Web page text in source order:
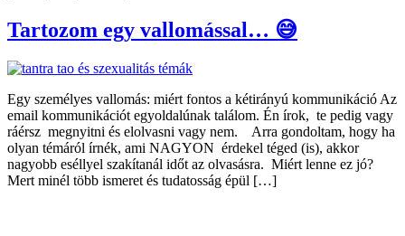
Tartozom egy vallomással… 😅
Egy személyes vallomás: miért fontos a kétirányú kommunikáció Az
email kommunikációt egyoldalúnak találom. Én írok, te pedig vagy
ráérsz megnyitni és elolvasni vagy nem. Arra gondoltam, hogy ha
olyan témáról írnék, ami NAGYON érdekel téged (is), akkor
nagyobb eséllyel szakítanál időt az olvasásra. Miért lenne ez jó?
Mert minél több ismeret és tudatosság épül […]